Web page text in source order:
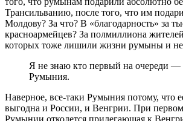
Трансильванию, после того, что им
Молдову? За что? В «благодарность» за
красноармейцев? За полмиллиона
которых тоже лишили жизни румыны и
Я не знаю кто первый на очереди
Румыния.
Наверное, все-таки Румыния потому, что
выгодна и России, и Венгрии. При
Румынии отколется прилегающая к